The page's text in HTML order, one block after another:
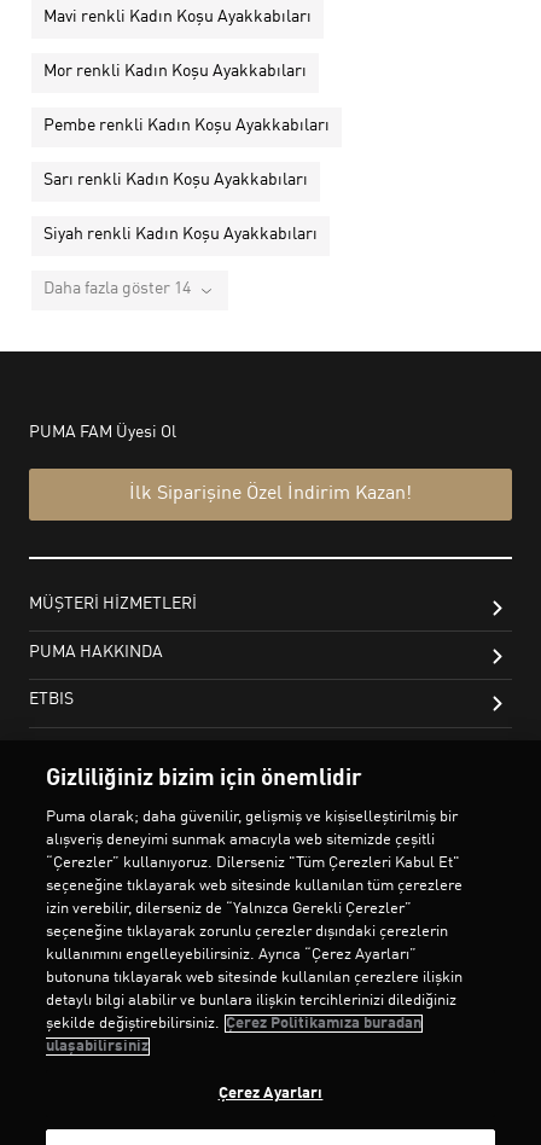
Mavi renkli Kadın Koşu Ayakkabıları
Mor renkli Kadın Koşu Ayakkabıları
Pembe renkli Kadın Koşu Ayakkabıları
Sarı renkli Kadın Koşu Ayakkabıları
Siyah renkli Kadın Koşu Ayakkabıları
Daha fazla göster 14
Gizliliğiniz bizim için önemlidir
Puma olarak; daha güvenilir, gelişmiş ve kişiselleştirilmiş bir
alışveriş deneyimi sunmak amacıyla web sitemizde çeşitli
“Çerezler” kullanıyoruz. Dilerseniz "Tüm Çerezleri Kabul Et"
seçeneğine tıklayarak web sitesinde kullanılan tüm çerezlere
izin verebilir, dilerseniz de “Yalnızca Gerekli Çerezler”
seçeneğine tıklayarak zorunlu çerezler dışındaki çerezlerin
kullanımını engelleyebilirsiniz. Ayrıca “Çerez Ayarları”
butonuna tıklayarak web sitesinde kullanılan çerezlere ilişkin
detaylı bilgi alabilir ve bunlara ilişkin tercihlerinizi dilediğiniz
şekilde değiştirebilirsiniz. Çerez Politikamıza buradan
ulaşabilirsiniz
Çerez Ayarları